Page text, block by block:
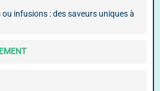
infusions : des saveurs uniques à